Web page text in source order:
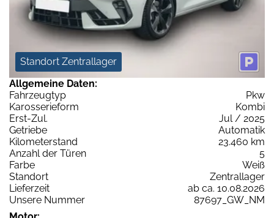
Standort Zentrallager
Allgemeine Daten:
Fahrzeugtyp
Pkw
Karosserieform
Kombi
Erst-Zul.
Jul / 2025
Getriebe
Automatik
Kilometerstand
23.460 km
Anzahl der Türen
5
Farbe
Weiß
Standort
Zentrallager
Lieferzeit
ab ca. 10.08.2026
Unsere Nummer
87697_GW_NM